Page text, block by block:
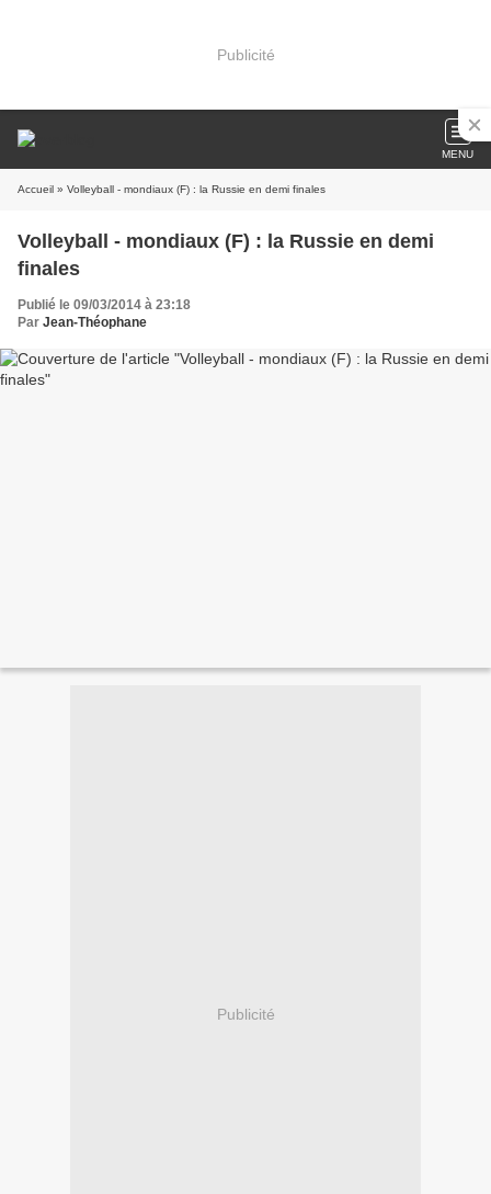
Publicité
MENU
Accueil » Volleyball - mondiaux (F) : la Russie en demi finales
Volleyball - mondiaux (F) : la Russie en demi
finales
Publié le 09/03/2014 à 23:18
Par Jean-Théophane
Publicité